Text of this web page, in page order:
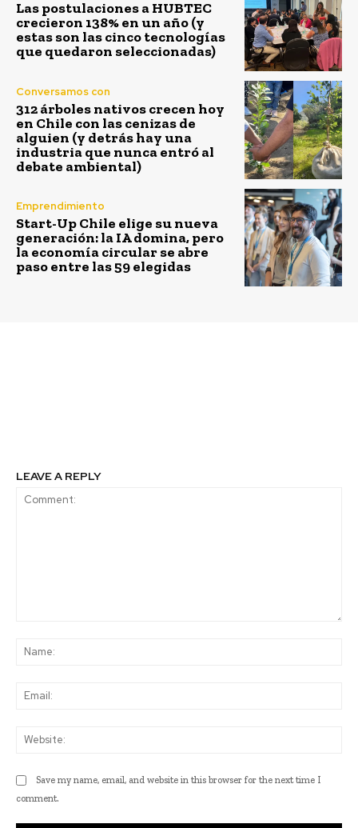
Las postulaciones a HUBTEC
crecieron 138% en un año (y
estas son las cinco tecnologías
que quedaron seleccionadas)
Conversamos con
312 árboles nativos crecen hoy
en Chile con las cenizas de
alguien (y detrás hay una
industria que nunca entró al
debate ambiental)
Emprendimiento
Start-Up Chile elige su nueva
generación: la IA domina, pero
la economía circular se abre
paso entre las 59 elegidas
LEAVE A REPLY
Save my name, email, and website in this browser for the next time I
comment.